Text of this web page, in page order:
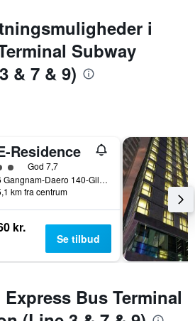
i
Subway
& 7 & 9)
Residence
til klasse 2
God 7,7
6 Gangnam-Daero 140-Gil, Seoul, Sydkorea
km fra centrum
kr.
Se tilbud
Bus Terminal